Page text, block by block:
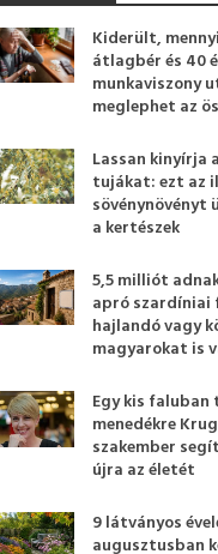
Kiderült,
átlagbér és 40
munkaviszony
meglephet az
Lassan kinyírja
tujákat: ezt az
a kertészek
5,5 milliót
apró szardíniai
hajlandó vagy
magyarokat is
Egy kis
menedékre
szakember
újra az életét
9 látványos
augusztusban